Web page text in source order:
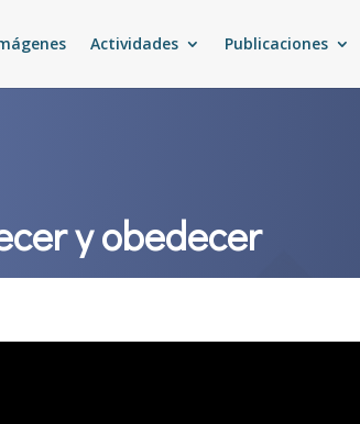
Actividades Publicaciones
y obedecer